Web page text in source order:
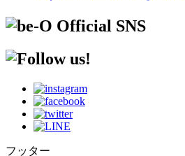
フッター